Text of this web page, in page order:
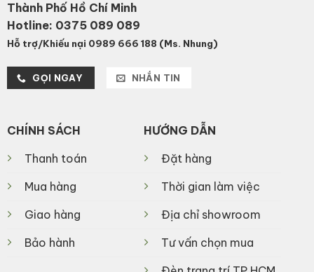
Thành Phố Hồ Chí Minh
Hotline: 0375 089 089
Hỗ trợ/Khiếu nại 0989 666 188 (Ms. Nhung)
GỌI NGAY NHẮN TIN
CHÍNH SÁCH
Thanh toán
Mua hàng
Giao hàng
Bảo hành
HƯỚNG DẪN
Đặt hàng
Thời gian làm việc
Địa chỉ showroom
Tư vấn chọn mua